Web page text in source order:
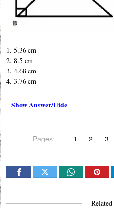
1. 5.36 cm
2. 8.5 cm
3. 4.68 cm
4. 3.76 cm
Show Answer/Hide
Pages: 1 2 3
Related